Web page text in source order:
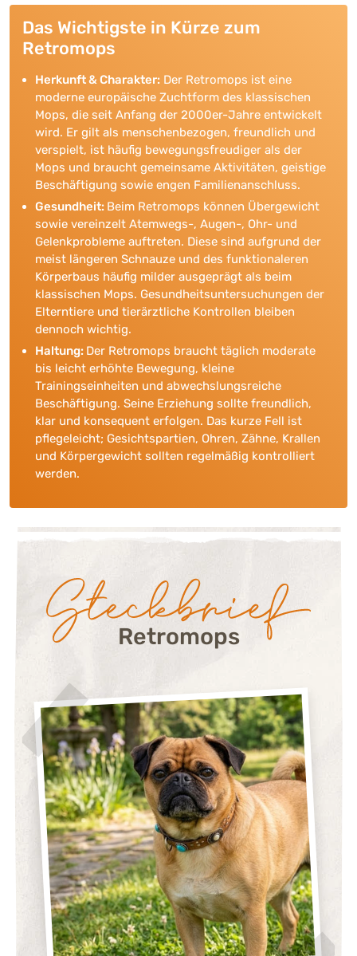
Das Wichtigste in Kürze zum
Retromops
Herkunft & Charakter: Der Retromops ist eine
moderne europäische Zuchtform des klassischen
Mops, die seit Anfang der 2000er-Jahre entwickelt
wird. Er gilt als menschenbezogen, freundlich und
verspielt, ist häufig bewegungsfreudiger als der
Mops und braucht gemeinsame Aktivitäten, geistige
Beschäftigung sowie engen Familienanschluss.
Gesundheit: Beim Retromops können Übergewicht
sowie vereinzelt Atemwegs-, Augen-, Ohr- und
Gelenkprobleme auftreten. Diese sind aufgrund der
meist längeren Schnauze und des funktionaleren
Körperbaus häufig milder ausgeprägt als beim
klassischen Mops. Gesundheitsuntersuchungen der
Elterntiere und tierärztliche Kontrollen bleiben
dennoch wichtig.
Haltung: Der Retromops braucht täglich moderate
bis leicht erhöhte Bewegung, kleine
Trainingseinheiten und abwechslungsreiche
Beschäftigung. Seine Erziehung sollte freundlich,
klar und konsequent erfolgen. Das kurze Fell ist
pflegeleicht; Gesichtspartien, Ohren, Zähne, Krallen
und Körpergewicht sollten regelmäßig kontrolliert
werden.
Steckbrief:Retromops